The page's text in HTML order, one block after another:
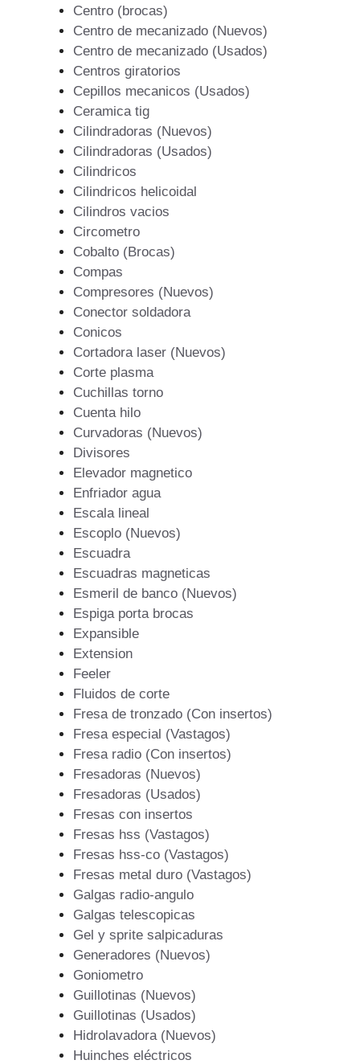
Centro (brocas)
Centro de mecanizado (Nuevos)
Centro de mecanizado (Usados)
Centros giratorios
Cepillos mecanicos (Usados)
Ceramica tig
Cilindradoras (Nuevos)
Cilindradoras (Usados)
Cilindricos
Cilindricos helicoidal
Cilindros vacios
Circometro
Cobalto (Brocas)
Compas
Compresores (Nuevos)
Conector soldadora
Conicos
Cortadora laser (Nuevos)
Corte plasma
Cuchillas torno
Cuenta hilo
Curvadoras (Nuevos)
Divisores
Elevador magnetico
Enfriador agua
Escala lineal
Escoplo (Nuevos)
Escuadra
Escuadras magneticas
Esmeril de banco (Nuevos)
Espiga porta brocas
Expansible
Extension
Feeler
Fluidos de corte
Fresa de tronzado (Con insertos)
Fresa especial (Vastagos)
Fresa radio (Con insertos)
Fresadoras (Nuevos)
Fresadoras (Usados)
Fresas con insertos
Fresas hss (Vastagos)
Fresas hss-co (Vastagos)
Fresas metal duro (Vastagos)
Galgas radio-angulo
Galgas telescopicas
Gel y sprite salpicaduras
Generadores (Nuevos)
Goniometro
Guillotinas (Nuevos)
Guillotinas (Usados)
Hidrolavadora (Nuevos)
Huinches eléctricos